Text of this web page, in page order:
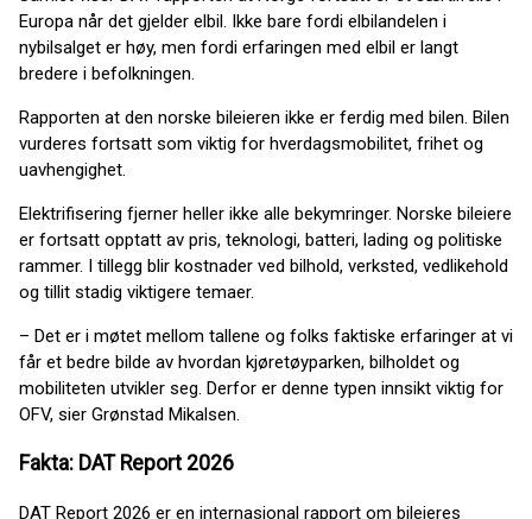
Europa når det gjelder elbil. Ikke bare fordi elbilandelen i
nybilsalget er høy, men fordi erfaringen med elbil er langt
bredere i befolkningen.
Rapporten at den norske bileieren ikke er ferdig med bilen. Bilen
vurderes fortsatt som viktig for hverdagsmobilitet, frihet og
uavhengighet.
Elektrifisering fjerner heller ikke alle bekymringer. Norske bileiere
er fortsatt opptatt av pris, teknologi, batteri, lading og politiske
rammer. I tillegg blir kostnader ved bilhold, verksted, vedlikehold
og tillit stadig viktigere temaer.
– Det er i møtet mellom tallene og folks faktiske erfaringer at vi
får et bedre bilde av hvordan kjøretøyparken, bilholdet og
mobiliteten utvikler seg. Derfor er denne typen innsikt viktig for
OFV, sier Grønstad Mikalsen.
Fakta: DAT Report 2026
DAT Report 2026 er en internasjonal rapport om bileieres